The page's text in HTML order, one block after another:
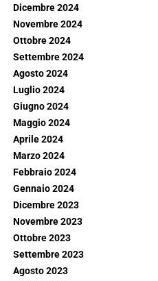
Dicembre 2024
Novembre 2024
Ottobre 2024
Settembre 2024
Agosto 2024
Luglio 2024
Giugno 2024
Maggio 2024
Aprile 2024
Marzo 2024
Febbraio 2024
Gennaio 2024
Dicembre 2023
Novembre 2023
Ottobre 2023
Settembre 2023
Agosto 2023